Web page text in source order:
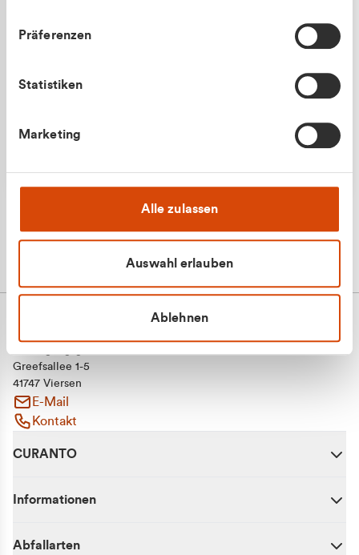
Präferenzen
Statistiken
Marketing
Alle zulassen
Auswahl erlauben
Ablehnen
Greefsallee 1-5
41747 Viersen
E-Mail
Kontakt
CURANTO
Informationen
Abfallarten